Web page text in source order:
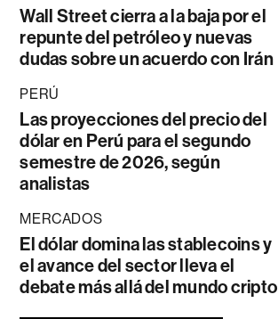
Wall Street cierra a la baja por el
repunte del petróleo y nuevas
dudas sobre un acuerdo con Irán
PERÚ
Las proyecciones del precio del
dólar en Perú para el segundo
semestre de 2026, según
analistas
MERCADOS
El dólar domina las stablecoins y
el avance del sector lleva el
debate más allá del mundo cripto